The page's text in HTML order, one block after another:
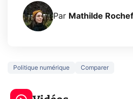
Par Mathilde
Politique numérique Comparer
5 générations de
jeux dans la